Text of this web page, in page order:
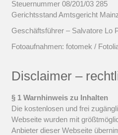
Steuernummer 08/201/03 285
Gerichtsstand Amtsgericht
Geschäftsführer – Salvatore Lo
Fotoaufnahmen: fotomek /
Disclaimer –
§ 1 Warnhinweis zu Inhalten
Die kostenlosen und frei
Webseite wurden mit
Anbieter dieser Webseite